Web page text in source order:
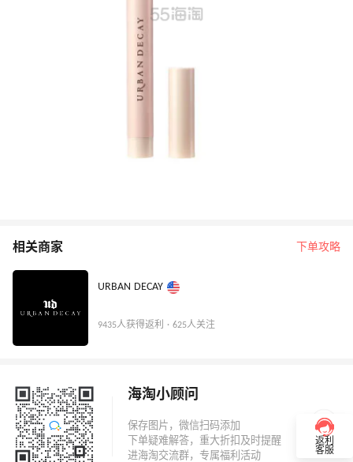
相关商家 下单攻略
URBAN DECAY
9435人获得返利 · 625人关注
海淘小顾问
返利
客服